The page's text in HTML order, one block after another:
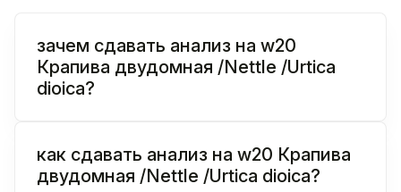
зачем сдавать анализ на w20
Крапива двудомная /Nettle /Urtica
dioica?
как сдавать анализ на w20 Крапива
двудомная /Nettle /Urtica dioica?